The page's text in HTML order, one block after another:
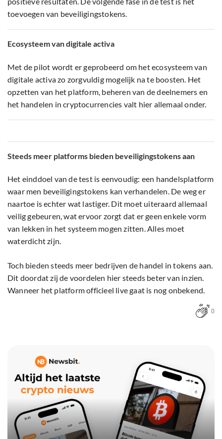
toevoegen van beveiligingstokens.
Ecosysteem van digitale activa
Met de pilot wordt er geprobeerd om het ecosysteem van
digitale activa zo zorgvuldig mogelijk na te boosten. Het
opzetten van het platform, beheren van de deelnemers en
het handelen in cryptocurrencies valt hier allemaal onder.
Steeds meer platforms bieden beveiligingstokens aan
Het einddoel van de test is eenvoudig: een handelsplatform
waar men beveiligingstokens kan verhandelen. De weg er
naartoe is echter wat lastiger. Dit moet uiteraard allemaal
veilig gebeuren, wat ervoor zorgt dat er geen enkele vorm
van lekken in het systeem mogen zitten. Alles moet
waterdicht zijn.
Toch bieden steeds meer bedrijven de handel in tokens aan.
Dit doordat zij de voordelen hier steeds beter van inzien.
Wanneer het platform officieel live gaat is nog onbekend.
0